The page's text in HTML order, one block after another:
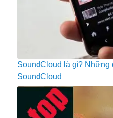
SoundCloud là gì? Những
SoundCloud